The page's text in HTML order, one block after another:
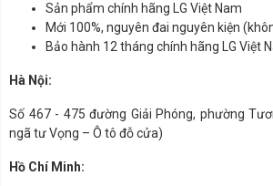
Sản phẩm chính hãng LG Việt Nam
Mới 100%, nguyên đai nguyên kiện
Bảo hành 12 tháng chính hãng LG Việt
Hà Nội:
Số 467 - 475 đường Giải Phóng, phường
ngã tư Vọng – Ô tô đỗ cửa)
Hồ Chí Minh: